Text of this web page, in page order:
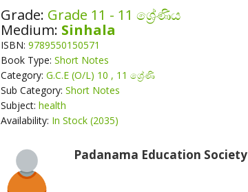
Grade: Grade 11 - 11 ශ්‍රේණිය
Medium: Sinhala
ISBN: 9789550150571
Book Type: Short Notes
Category: G.C.E (O/L) 10 , 11 ශ්‍රේණි
Sub Category: Short Notes
Subject: health
Availability: In Stock (2035)
About AuthorPadanama Education Society